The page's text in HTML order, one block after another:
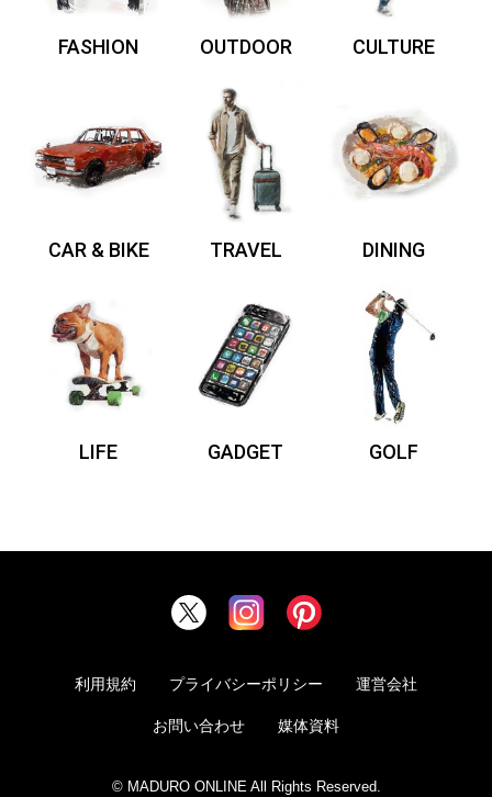
FASHION OUTDOOR CULTURE
CAR & BIKE TRAVEL DINING
LIFE GADGET GOLF
利用規約 プライバシーポリシー 運営会社
お問い合わせ 媒体資料
© MADURO ONLINE All Rights Reserved.